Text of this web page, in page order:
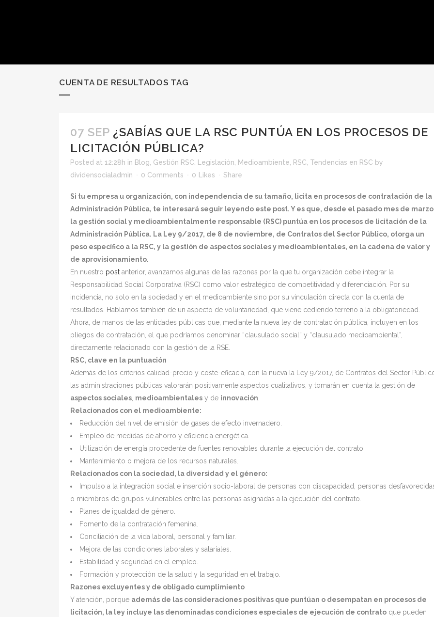
CUENTA DE RESULTADOS TAG
07 SEP ¿SABÍAS QUE LA RSC PUNTÚA EN LOS PROCESOS DE
LICITACIÓN PÚBLICA?
Posted at 12:28h in Blog Gestión RSC Legislación Medioambiente RSC Tendencias en RSC by
dividensocialadmin
0 Comments 0 Likes Share
Si tu empresa u organización, con independencia de su tamaño, licita en procesos de contratación de la
Administración Pública, te interesará seguir leyendo este post. Y es que, desde el pasado mes de
la gestión social y medioambientalmente responsable (RSC) puntúa en los procesos de licitación de la
Administración Pública. La Ley 9/2017, de 8 de noviembre, de Contratos del Sector Público, otorga un
peso específico a la RSC, y la gestión de aspectos sociales y medioambientales, en la cadena de valor y
de aprovisionamiento.
En nuestro post anterior, avanzamos algunas de las razones por la que tu organización debe integrar la
Responsabilidad Social Corporativa (RSC) como valor estratégico de competitividad y diferenciación. Por su
incidencia, no solo en la sociedad y en el medioambiente sino por su vinculación directa con la cuenta de
resultados. Hablamos también de un aspecto de voluntariedad, que viene cediendo terreno a la obligatoriedad.
Ahora, de manos de las entidades públicas que, mediante la nueva ley de contratación pública, incluyen en los
pliegos de contratación, el que podríamos denominar “clausulado social” y “clausulado medioambiental”,
directamente relacionado con la gestión de la RSE.
RSC, clave en la puntuación
Además de los criterios calidad-precio y coste-eficacia, con la nueva la Ley 9/2017, de Contratos del Sector
las administraciones públicas valorarán positivamente aspectos cualitativos, y tomarán en cuenta la gestión de
aspectos sociales medioambientales y de innovación
Relacionados con el medioambiente:
Reducción del nivel de emisión de gases de efecto invernadero.
Empleo de medidas de ahorro y eficiencia energética.
Utilización de energía procedente de fuentes renovables durante la ejecución del contrato.
Mantenimiento o mejora de los recursos naturales.
Relacionados con la sociedad, la diversidad y el género:
Impulso a la integración social e inserción socio-laboral de personas con discapacidad, personas
o miembros de grupos vulnerables entre las personas asignadas a la ejecución del contrato.
Planes de igualdad de género.
Fomento de la contratación femenina.
Conciliación de la vida laboral, personal y familiar.
Mejora de las condiciones laborales y salariales.
Estabilidad y seguridad en el empleo.
Formación y protección de la salud y la seguridad en el trabajo.
Razones excluyentes y de obligado cumplimiento
Y atención, porque además de las consideraciones positivas que puntúan o desempatan en procesos de
licitación, la ley incluye las denominadas condiciones especiales de ejecución de contrato que pueden